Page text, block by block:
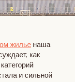
жилье наша
как
и сильной